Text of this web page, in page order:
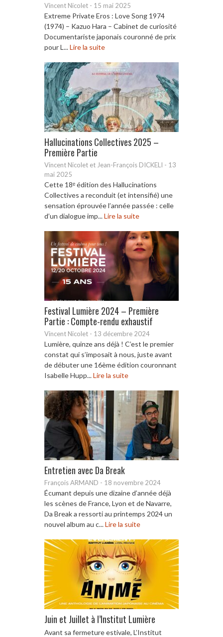
Vincent Nicolet - 15 mai 2025
Extreme Private Eros : Love Song 1974
(1974) – Kazuo Hara – Cabinet de curiosité
Documentariste japonais couronné de prix
pour L...Lire la suite
Hallucinations Collectives 2025 –
Première Partie
Vincent Nicolet et Jean-François DICKELI - 13
mai 2025
Cette 18ᵉ édition des Hallucinations
Collectives a reconduit (et intensifié) une
sensation éprouvée l’année passée : celle
d’un dialogue imp...Lire la suite
Festival Lumière 2024 – Première
Partie : Compte-rendu exhaustif
Vincent Nicolet - 13 décembre 2024
Lumière, quinze ans déjà ! C’est le premier
constat qui s’imposait à nous, juste avant
de débuter une 16ème édition couronnant
Isabelle Hupp...Lire la suite
Entretien avec Da Break
François ARMAND - 18 novembre 2024
Écumant depuis une dizaine d’année déjà
les scènes de France, Lyon et de Navarre,
Da Break a ressorti au printemps 2024 un
nouvel album au c...Lire la suite
Juin et Juillet à l’Institut Lumière
Avant sa fermeture estivale, L’Institut